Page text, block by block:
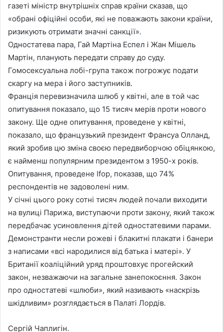
газеті міністр внутрішніх справ країни сказав, що
«обрані офіційні особи, які не поважають закони країни,
ризикують отримати значні санкції».
Одностатева пара, Гай Мартіна Еспел і Жан Мішель
Мартін, планують передати справу до суду.
Гомосексуальна лобі-група також погрожує подати
скаргу на мера і його заступників.
Франція перевизначила шлюб у квітні, але в той час
опитування показало, що 15 тисяч мерів проти нового
закону. Ще одне опитування, проведене у квітні,
показало, що французький президент Франсуа Олланд,
який зробив цю зміна своєю передвиборчою обіцянкою,
є найменш популярним президентом з 1950-х років.
Опитування, проведене Ifop, показав, що 74%
респондентів не задоволені ним.
У січні цього року сотні тисяч людей почали виходити
на вулиці Парижа, виступаючи проти закону, який також
передбачає усиновлення дітей одностатевими парами.
Демонстранти несли рожеві і блакитні плакати і банери
з написами «всі народилися від батька і матері». У
Британії коаліційний уряд проштовхує прогейский
закон, незважаючи на загальне занепокоєння. Закон
про одностатеві «шлюби», який називають «наскрізь
шкідливим» розглядається в Палаті Лордів.
Сергій Чаплигін.